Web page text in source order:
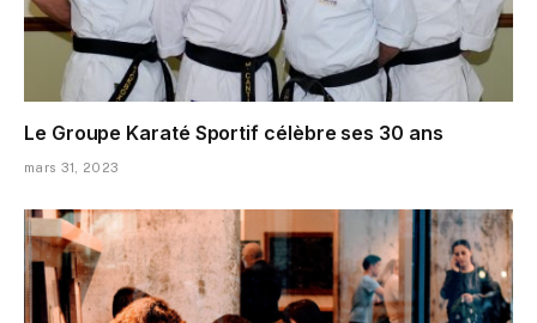
Le Groupe Karaté Sportif célèbre ses 30 ans
mars 31, 2023